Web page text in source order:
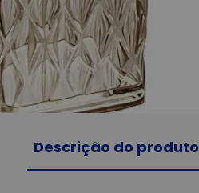
Descrição do produto